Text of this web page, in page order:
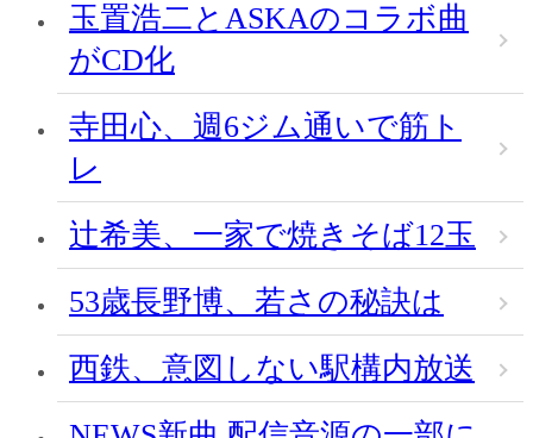
玉置浩二とASKAのコラボ曲
がCD化
寺田心、週6ジム通いで筋ト
レ
辻希美、一家で焼きそば12玉
53歳長野博、若さの秘訣は
西鉄、意図しない駅構内放送